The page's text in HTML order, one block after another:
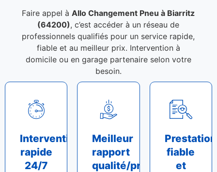
Faire appel àAllo Changement Pneu à Biarritz
(64200), c’est accéder à un réseau de
professionnels qualifiés pour un service rapide,
fiable et au meilleur prix. Intervention à
domicile ou en garage partenaire selon votre
besoin.
Intervention
rapide
24/7
Meilleur
rapport
qualité/prix
Prestation
fiable
et